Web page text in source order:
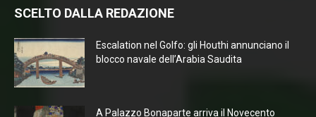
SCELTO DALLA REDAZIONE
Escalation nel Golfo: gli Houthi annunciano il
blocco navale dell’Arabia Saudita
A Palazzo Bonaparte arriva il Novecento